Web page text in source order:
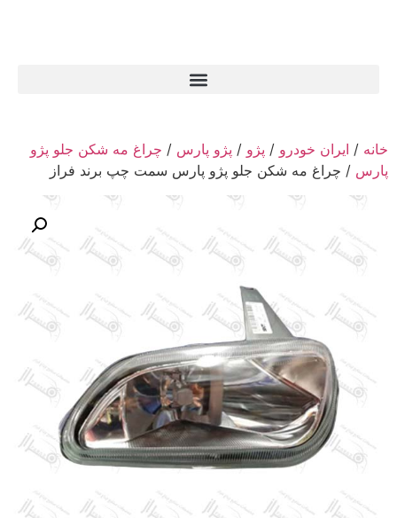
خانه / ایران خودرو / پژو / پژو پارس / چراغ مه شکن جلو پژو
پارس / چراغ مه شکن جلو پژو پارس سمت چپ برند فراز